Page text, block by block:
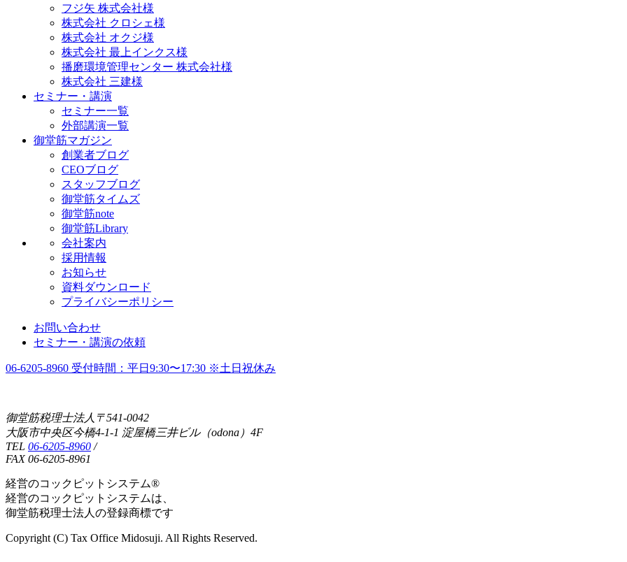
フジ矢 株式会社様
株式会社 クロシェ様
株式会社 オクジ様
株式会社 最上インクス様
播磨環境管理センター 株式会社様
株式会社 三建様
セミナー・講演
セミナー一覧
外部講演一覧
御堂筋マガジン
創業者ブログ
CEOブログ
スタッフブログ
御堂筋タイムズ
御堂筋note
御堂筋Library
会社案内
採用情報
お知らせ
資料ダウンロード
プライバシーポリシー
お問い合わせ
セミナー・講演の依頼
06-6205-8960 受付時間：平日9:30〜17:30 ※土日祝休み
御堂筋税理士法人〒541-0042
大阪市中央区今橋4-1-1 淀屋橋三井ビル（odona）4F
TEL 06-6205-8960 /
FAX 06-6205-8961
経営のコックピットシステム®
経営のコックピットシステムは、
御堂筋税理士法人の登録商標です
Copyright (C) Tax Office Midosuji. All Rights Reserved.